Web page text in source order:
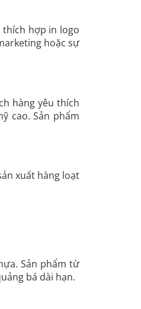
hợp in logo
hoặc sự
hàng yêu thích
cao. Sản phẩm
xuất hàng loạt
Sản phẩm từ
bá dài hạn.